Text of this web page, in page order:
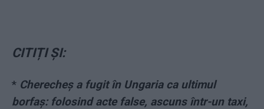
CITIȚI ȘI:
* Cherecheș a fugit în Ungaria ca ultimul
borfaș: folosind acte false, ascuns într-un taxi,